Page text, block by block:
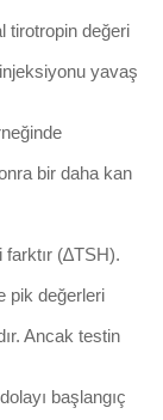
tirotropin değeri
yavaş
bir daha kan
farktır (∆TSH).
pik değerleri
Ancak testin
başlangıç